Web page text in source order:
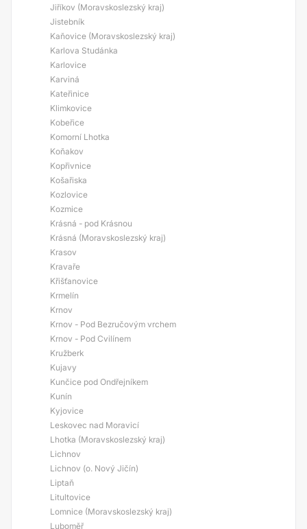
Jiříkov (Moravskoslezský kraj)
Jistebník
Kaňovice (Moravskoslezský kraj)
Karlova Studánka
Karlovice
Karviná
Kateřinice
Klimkovice
Kobeřice
Komorní Lhotka
Koňakov
Kopřivnice
Košařiska
Kozlovice
Kozmice
Krásná - pod Krásnou
Krásná (Moravskoslezský kraj)
Krasov
Kravaře
Křišťanovice
Krmelín
Krnov
Krnov - Pod Bezručovým vrchem
Krnov - Pod Cvilínem
Kružberk
Kujavy
Kunčice pod Ondřejníkem
Kunín
Kyjovice
Leskovec nad Moravicí
Lhotka (Moravskoslezský kraj)
Lichnov
Lichnov (o. Nový Jičín)
Liptaň
Litultovice
Lomnice (Moravskoslezský kraj)
Luboměř